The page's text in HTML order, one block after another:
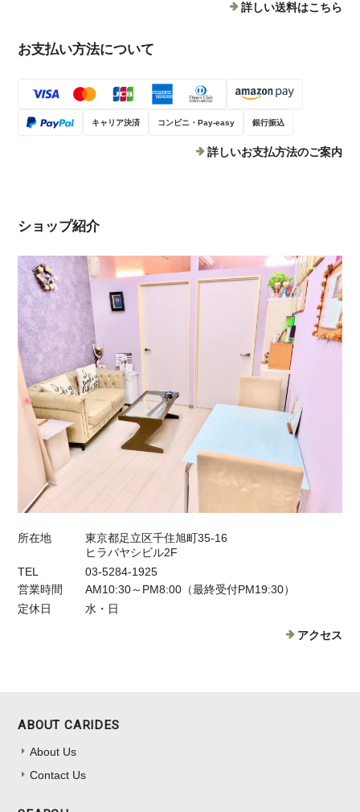
詳しい送料はこちら
お支払い方法について
キャリア決済 コンビニ・Pay-easy 銀行振込
詳しいお支払方法のご案内
ショップ紹介
所在地
東京都足立区千住旭町35-16
ヒラバヤシビル2F
TEL
03-5284-1925
営業時間
AM10:30～PM8:00（最終受付PM19:30）
定休日
水・日
アクセス
ABOUT CARIDES
About Us
Contact Us